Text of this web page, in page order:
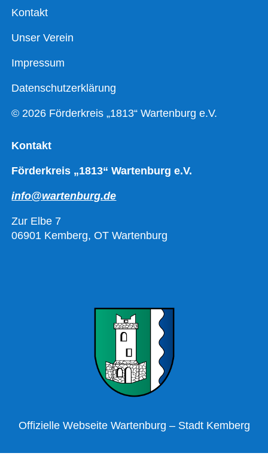
Kontakt
Unser Verein
Impressum
Datenschutzerklärung
© 2026 Förderkreis „1813“ Wartenburg e.V.
Kontakt
Förderkreis „1813“ Wartenburg e.V.
info@wartenburg.de
Zur Elbe 7
06901 Kemberg, OT Wartenburg
Offizielle Webseite Wartenburg – Stadt Kemberg